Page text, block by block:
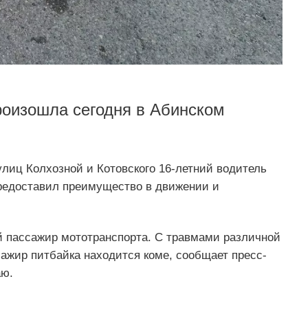
сегодня в Абинском
Колхозной и Котовского 16-летний водитель
преимущество в движении и
пассажир мототранспорта. С травмами различной
питбайка находится коме, сообщает пресс-